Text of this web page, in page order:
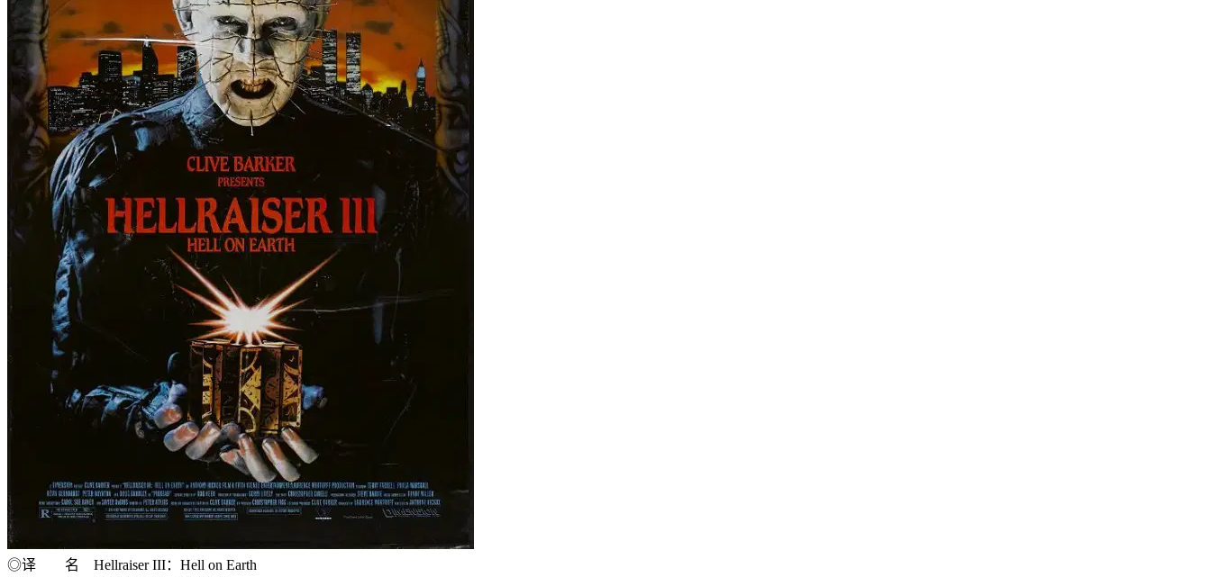
◎译 名 Hellraiser III：Hell on Earth